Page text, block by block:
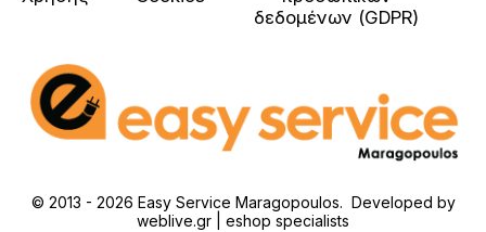
δεδομένων (GDPR)
© 2013 - 2026 Easy Service Maragopoulos. Developed by
weblive.gr | eshop specialists